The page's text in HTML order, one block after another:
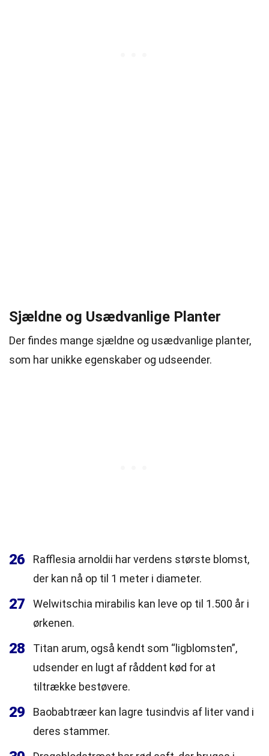
Sjældne og Usædvanlige Planter
Der findes mange sjældne og usædvanlige planter,
som har unikke egenskaber og udseender.
26
Rafflesia arnoldii har verdens største blomst,
der kan nå op til 1 meter i diameter.
27
Welwitschia mirabilis kan leve op til 1.500 år i
ørkenen.
28
Titan arum, også kendt som “ligblomsten”,
udsender en lugt af råddent kød for at
tiltrække bestøvere.
29
Baobabtræer kan lagre tusindvis af liter vand i
deres stammer.